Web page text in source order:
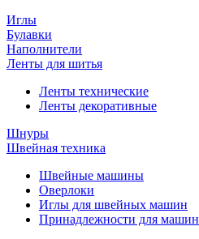
Иглы
Булавки
Наполнители
Ленты для шитья
Ленты технические
Ленты декоративные
Шнуры
Швейная техника
Швейные машины
Оверлоки
Иглы для швейных машин
Принадлежности для машин